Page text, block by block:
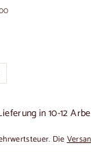
€1.020,00
in 10-12
Die